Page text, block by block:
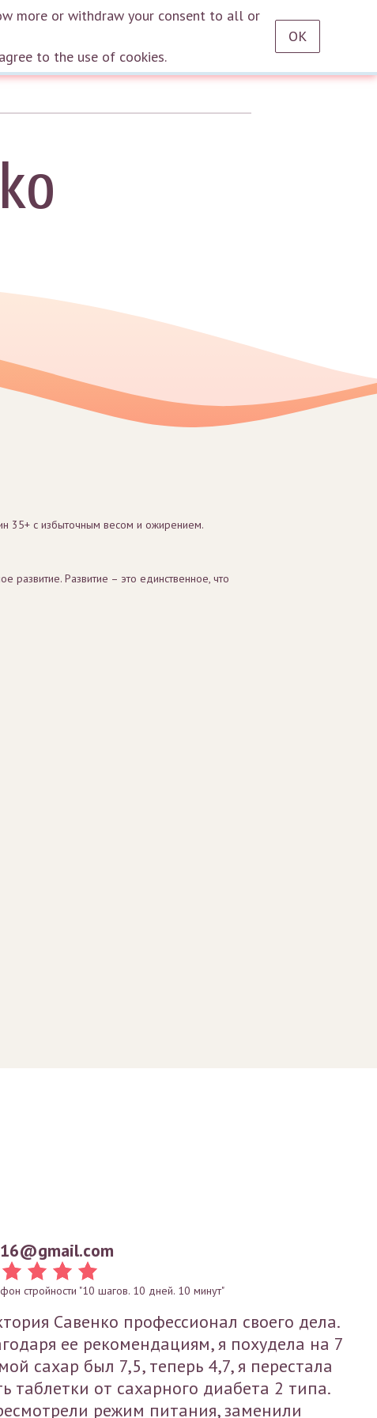
35+ с избыточным весом и ожирением.
развитие. Развитие – это единственное, что
HU
16@gmail.com
стройности "10 шагов. 10 дней. 10 минут"
Савенко профессионал своего дела.
ее рекомендациям, я похудела на 7
сахар был 7,5, теперь 4,7, я перестала
таблетки от сахарного диабета 2 типа.
режим питания, заменили
more or withdraw your consent to all or
to the use of cookies.
OK